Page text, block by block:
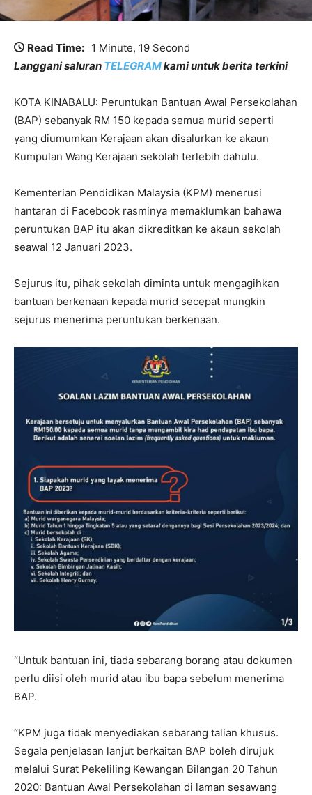
Read Time: 1 Minute, 19 Second
Langgani saluran TELEGRAMkami untuk berita terkini
KOTA KINABALU: Peruntukan Bantuan Awal Persekolahan
(BAP) sebanyak RM 150 kepada semua murid seperti
yang diumumkan Kerajaan akan disalurkan ke akaun
Kumpulan Wang Kerajaan sekolah terlebih dahulu.
Kementerian Pendidikan Malaysia (KPM) menerusi
hantaran di Facebook rasminya memaklumkan bahawa
peruntukan BAP itu akan dikreditkan ke akaun sekolah
seawal 12 Januari 2023.
Sejurus itu, pihak sekolah diminta untuk mengagihkan
bantuan berkenaan kepada murid secepat mungkin
sejurus menerima peruntukan berkenaan.
“Untuk bantuan ini, tiada sebarang borang atau dokumen
perlu diisi oleh murid atau ibu bapa sebelum menerima
BAP.
“KPM juga tidak menyediakan sebarang talian khusus.
Segala penjelasan lanjut berkaitan BAP boleh dirujuk
melalui Surat Pekeliling Kewangan Bilangan 20 Tahun
2020: Bantuan Awal Persekolahan di laman sesawang